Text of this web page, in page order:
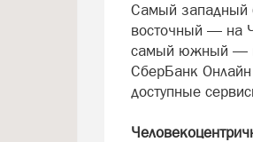
Самый западный
восточный — на
самый южный — в
СберБанк
доступные